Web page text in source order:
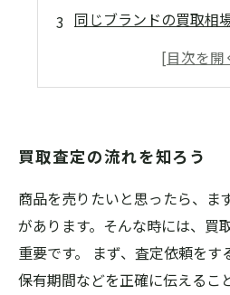
同じブランドの買取相
清潔に保つことが大切
買取査定の流れを知ろう
商品を売りたいと思ったら、ま
があります。そんな時には、買
重要です。 まず、査定依頼を
保有期間などを正確に伝えるこ